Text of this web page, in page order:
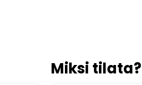
Miksi tilata?